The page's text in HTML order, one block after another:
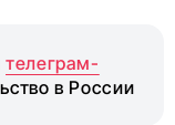
телеграм-
в России